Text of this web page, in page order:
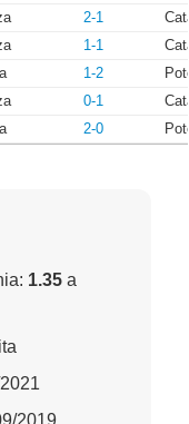
2-1
1-1
1-2
0-1
2-0
1.35 a
2019